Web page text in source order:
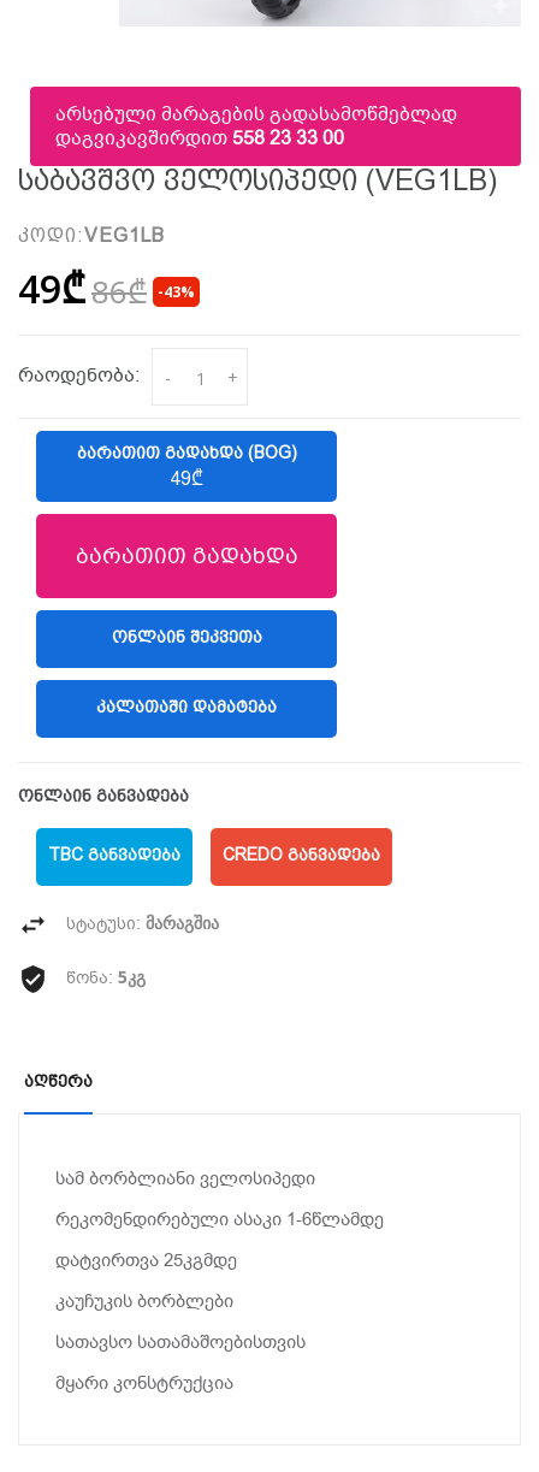
არსებული მარაგების გადასამოწმებლად
დაგვიკავშირდით558 23 33 00
Საბავშვო Ველოსიპედი (VEG1LB)
კოდი:VEG1LB
49₾86₾ -43%
რაოდენობა: - +
ᲑᲐᲠᲐᲗᲘᲗ ᲒᲐᲓᲐᲮᲓᲐ (BOG)
49₾
ბარათით გადახდა
(LIBERTY)
ᲝᲜᲚᲐᲘᲜ ᲨᲔᲙᲕᲔᲗᲐ
ᲙᲐᲚᲐᲗᲐᲨᲘ ᲓᲐᲛᲐᲢᲔᲑᲐ
ონლაინ განვადება
TBC ᲒᲐᲜᲕᲐᲓᲔᲑᲐ CREDO ᲒᲐᲜᲕᲐᲓᲔᲑᲐ
სტატუსი: მარაგშია
წონა: 5კგ
Აღწერა
სამ ბორბლიანი ველოსიპედი
რეკომენდირებული ასაკი 1-6წლამდე
დატვირთვა 25კგმდე
კაუჩუკის ბორბლები
სათავსო სათამაშოებისთვის
მყარი კონსტრუქცია